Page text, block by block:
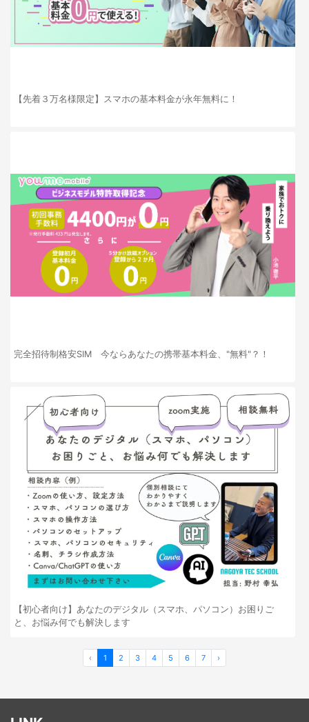
【先着３万名様限定】スマホの基本料金が永年無料に！
完全招待制格安SIM 今ならあなたの携帯基本料金、"無料"？！
【初心者向け】あなたのデジタル（スマホ、パソコン）お困りご
と、お悩み何でも解決します
‹ 1 2 3 4 5 6 7 ›